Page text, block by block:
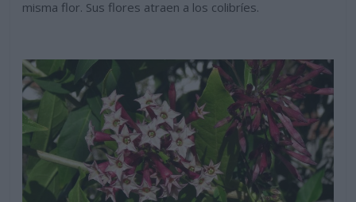
misma flor. Sus flores atraen a los colibríes.